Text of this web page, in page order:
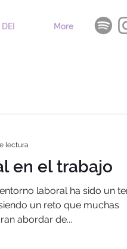
More
en el trabajo
laboral ha sido un
un reto que muchas
abordar de...
lectura